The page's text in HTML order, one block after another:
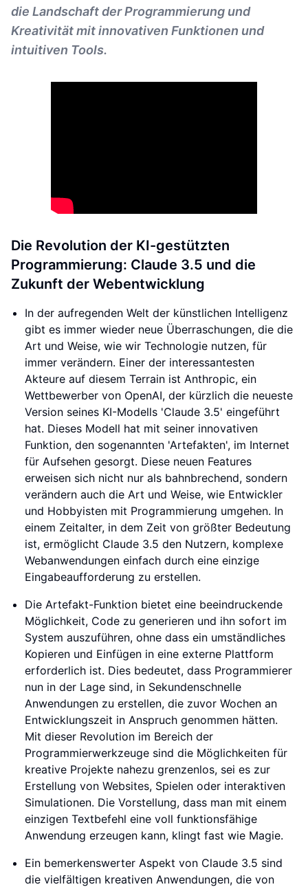
die Landschaft der Programmierung und
Kreativität mit innovativen Funktionen und
intuitiven Tools.
Die Revolution der KI-gestützten
Programmierung: Claude 3.5 und die
Zukunft der Webentwicklung
In der aufregenden Welt der künstlichen Intelligenz
gibt es immer wieder neue Überraschungen, die die
Art und Weise, wie wir Technologie nutzen, für
immer verändern. Einer der interessantesten
Akteure auf diesem Terrain ist Anthropic, ein
Wettbewerber von OpenAI, der kürzlich die neueste
Version seines KI-Modells 'Claude 3.5' eingeführt
hat. Dieses Modell hat mit seiner innovativen
Funktion, den sogenannten 'Artefakten', im Internet
für Aufsehen gesorgt. Diese neuen Features
erweisen sich nicht nur als bahnbrechend, sondern
verändern auch die Art und Weise, wie Entwickler
und Hobbyisten mit Programmierung umgehen. In
einem Zeitalter, in dem Zeit von größter Bedeutung
ist, ermöglicht Claude 3.5 den Nutzern, komplexe
Webanwendungen einfach durch eine einzige
Eingabeaufforderung zu erstellen.
Die Artefakt-Funktion bietet eine beeindruckende
Möglichkeit, Code zu generieren und ihn sofort im
System auszuführen, ohne dass ein umständliches
Kopieren und Einfügen in eine externe Plattform
erforderlich ist. Dies bedeutet, dass Programmierer
nun in der Lage sind, in Sekundenschnelle
Anwendungen zu erstellen, die zuvor Wochen an
Entwicklungszeit in Anspruch genommen hätten.
Mit dieser Revolution im Bereich der
Programmierwerkzeuge sind die Möglichkeiten für
kreative Projekte nahezu grenzenlos, sei es zur
Erstellung von Websites, Spielen oder interaktiven
Simulationen. Die Vorstellung, dass man mit einem
einzigen Textbefehl eine voll funktionsfähige
Anwendung erzeugen kann, klingt fast wie Magie.
Ein bemerkenswerter Aspekt von Claude 3.5 sind
die vielfältigen kreativen Anwendungen, die von